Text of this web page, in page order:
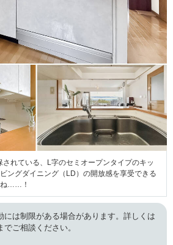
れている、L字のセミオープンタイプのキッ
ングダイニング（LD）の開放感を享受できる
ね……！
には制限がある場合があります。詳しくは
でご相談ください。